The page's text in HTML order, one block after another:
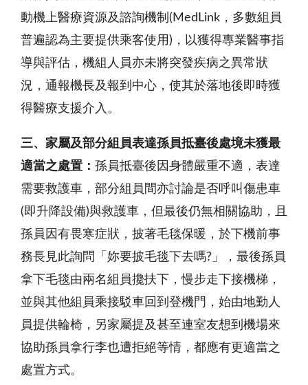
動機上醫療資源及諮詢機制(MedLink，多數組員
普遍認為主要提供乘客使用)，以獲得專業醫事指
導與評估，機組人員亦未將突發疾病之異常狀
況，通報機長及報到中心，使其於落地後即時獲
得醫療支援介入。
三、家屬及部分組員表達孫員抵臺後處境未獲最
適當之處置： 孫員抵臺後因身體嚴重不適，表達
需要救護車，部分組員間亦討論是否呼叫傷患車
(即升降設備)與救護車，但最後仍無相關協助，且
孫員因有畏寒症狀，披著毛毯保暖，於下機前事
務長見此詢問「妳要披毛毯下去嗎?」，最後孫員
拿下毛毯由兩名組員攙扶下，慢步走下接機梯，
並與其他組員乘接駁車回到登機門，始由地勤人
員提供輪椅，另家屬提及甚至連室友想到機場來
協助孫員拿行李也遭拒絕等情，都應有更適當之
處置方式。